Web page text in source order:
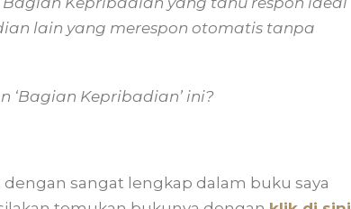
lain yang merespon otomatis tanpa
Kepribadian’ ini?
dengan sangat lengkap dalam buku saya